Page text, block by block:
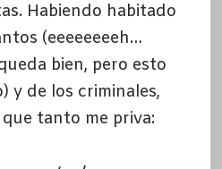
Habiendo habitado
(eeeeeeeeh…
bien, pero esto
y de los criminales,
tanto me priva: